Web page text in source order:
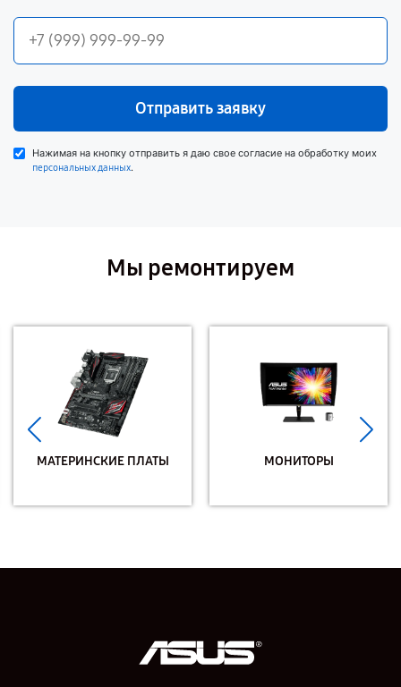
Отправить заявку
Нажимая на кнопку отправить я даю свое согласие на обработку моих
персональных данных.
Мы ремонтируем
МАТЕРИНСКИЕ ПЛАТЫ МОНИТОРЫ